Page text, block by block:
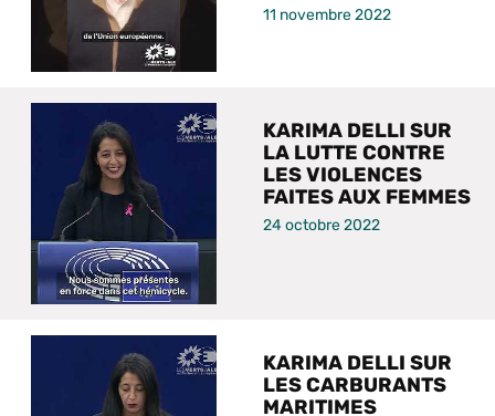
11 novembre 2022
KARIMA DELLI SUR
LA LUTTE CONTRE
LES VIOLENCES
FAITES AUX FEMMES
24 octobre 2022
KARIMA DELLI SUR
LES CARBURANTS
MARITIMES